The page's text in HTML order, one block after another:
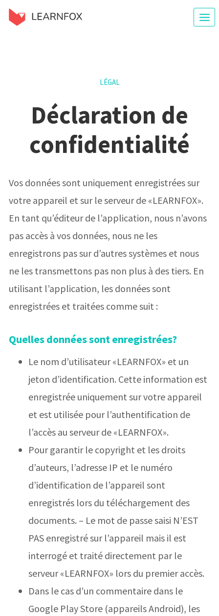
Zum
Inhalt
LÉGAL
Déclaration de
confidentialité
Vos données sont uniquement enregistrées sur
votre appareil et sur le serveur de «LEARNFOX».
En tant qu’éditeur de l’application, nous n’avons
pas accès à vos données, nous ne les
enregistrons pas sur d’autres systèmes et nous
ne les transmettons pas non plus à des tiers. En
utilisant l’application, les données sont
enregistrées et traitées comme suit :
Quelles données sont enregistrées?
Le nom d’utilisateur «LEARNFOX» et un
jeton d’identification. Cette information est
enregistrée uniquement sur votre appareil
et est utilisée pour l’authentification de
l’accès au serveur de «LEARNFOX».
Pour garantir le copyright et les droits
d’auteurs, l’adresse IP et le numéro
d’identification de l’appareil sont
enregistrés lors du téléchargement des
documents. – Le mot de passe saisi N’EST
PAS enregistré sur l’appareil mais il est
interrogé et traité directement par le
serveur «LEARNFOX» lors du premier accès.
Dans le cas d’un commentaire dans le
Google Play Store (appareils Android), les